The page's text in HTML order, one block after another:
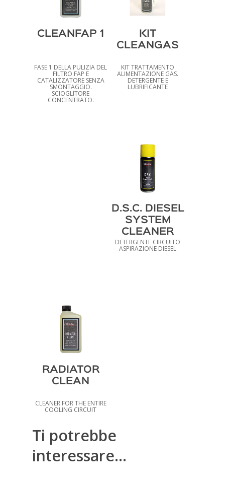
CLEANFAP 1
FASE 1 DELLA PULIZIA DEL
FILTRO FAP E
CATALIZZATORE SENZA
SMONTAGGIO.
SCIOGLITORE
CONCENTRATO.
KIT
CLEANGAS
KIT TRATTAMENTO
ALIMENTAZIONE GAS.
DETERGENTE E
LUBRIFICANTE
D.S.C. DIESEL
SYSTEM
CLEANER
DETERGENTE CIRCUITO
ASPIRAZIONE DIESEL
RADIATOR
CLEAN
CLEANER FOR THE ENTIRE
COOLING CIRCUIT
Ti potrebbe
interessare…